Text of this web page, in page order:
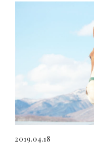
2019.04.18